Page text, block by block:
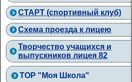
СТАРТ (спортивный клуб)
Схема проезда к лицею
Творчество учащихся и
выпускников лицея 82
ТОР "Моя Школа"